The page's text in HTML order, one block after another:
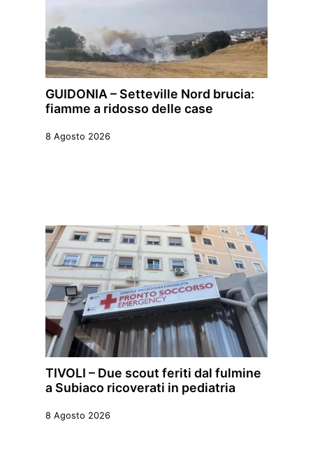
GUIDONIA – Setteville Nord brucia:
fiamme a ridosso delle case
8 Agosto 2026
TIVOLI – Due scout feriti dal fulmine
a Subiaco ricoverati in pediatria
8 Agosto 2026